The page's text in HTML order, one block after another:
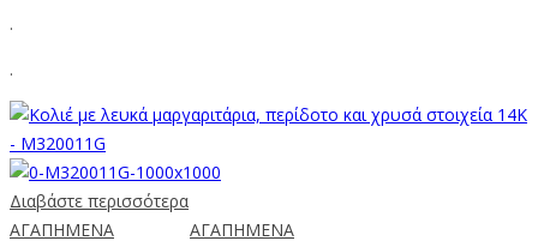
.
.
Διαβάστε περισσότερα
ΑΓΑΠΗΜΕΝΑ
ΑΓΑΠΗΜΕΝΑ